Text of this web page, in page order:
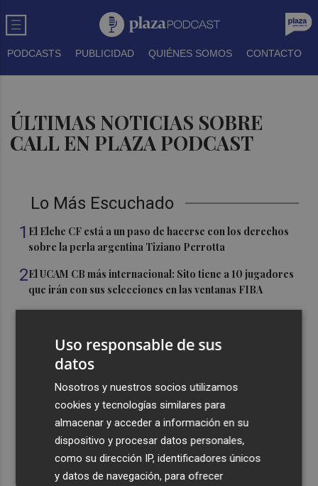
PODCASTS PUBLICIDAD QUIÉNES SOMOS CONTACTO
ÚLTIMAS NOTICIAS SOBRE
CALL EN PLAZA PODCAST
Lo Más Escuchado
1 El Elche CF está a un paso de hacerse con los derechos
sobre la perla argentina Tiziano Perrotta
2El UCAM CB más internacional: Sito tiene a 10 jugadores
que irán con sus selecciones en las ventanas FIBA
La Región de Murcia celebra la Semana de la Juventud
El coste de la vivienda: 1.338 € netos al mes, el salario
mínimo para poder comprar una vivienda en Castellón
Uso responsable de sus
datos
Nosotros y nuestros socios utilizamos
cookies y tecnologías similares para
almacenar y acceder a información en su
dispositivo y procesar datos personales,
como su dirección IP, identificadores únicos
y datos de navegación, para ofrecer